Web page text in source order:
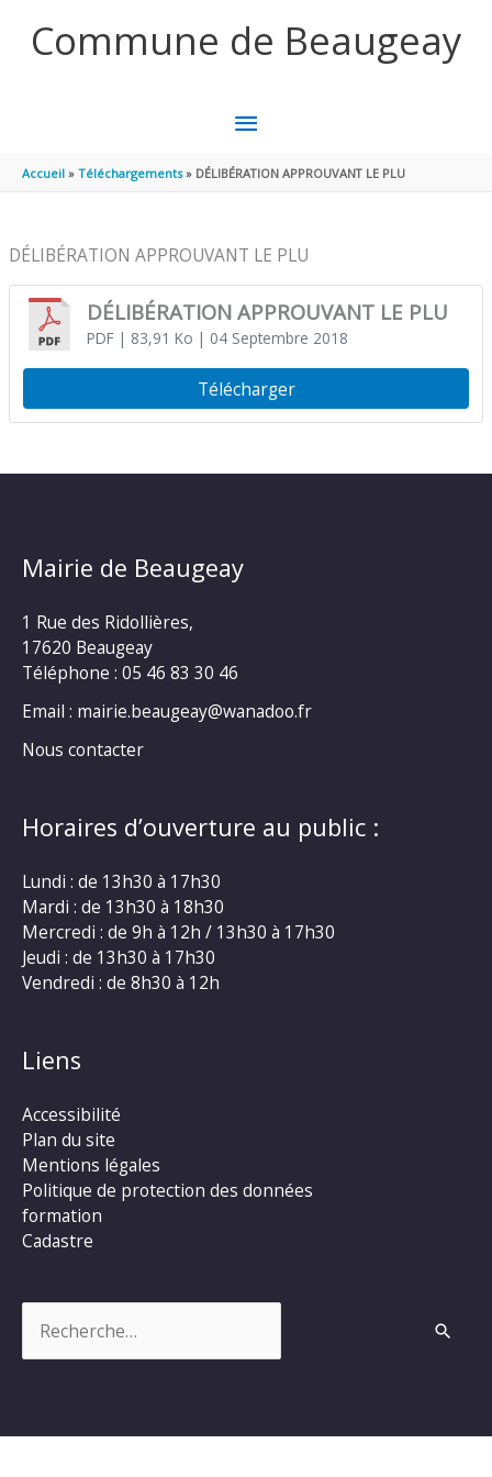
Commune de Beaugeay
MENU
PRINCIPAL
Accueil Téléchargements DÉLIBÉRATION APPROUVANT LE PLU
DÉLIBÉRATION APPROUVANT LE PLU
DÉLIBÉRATION APPROUVANT LE PLU
PDF| 83,91 Ko | 04 Septembre 2018
Télécharger
Mairie de Beaugeay
1 Rue des Ridollières,
17620 Beaugeay
Téléphone : 05 46 83 30 46
Email : mairie.beaugeay@wanadoo.fr
Nous contacter
Horaires d’ouverture au public :
Lundi : de 13h30 à 17h30
Mardi : de 13h30 à 18h30
Mercredi : de 9h à 12h / 13h30 à 17h30
Jeudi : de 13h30 à 17h30
Vendredi : de 8h30 à 12h
Liens
Accessibilité
Plan du site
Mentions légales
Politique de protection des données
formation
Cadastre